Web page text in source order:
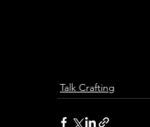
Talk Crafting